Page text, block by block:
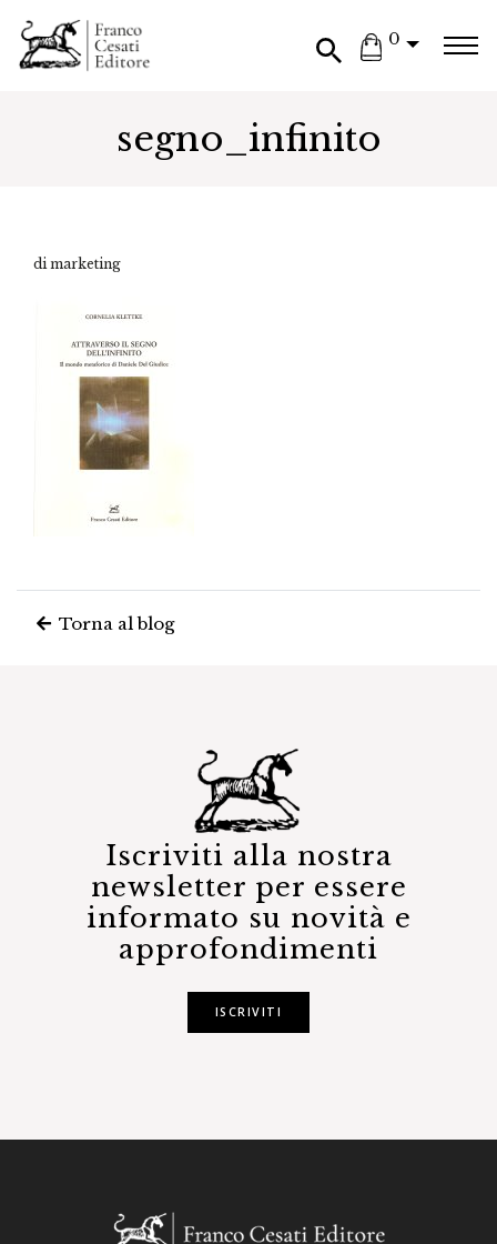
0
segno_infinito
di marketing
Torna al blog
Iscriviti alla nostra
newsletter per essere
informato su novità e
approfondimenti
ISCRIVITI